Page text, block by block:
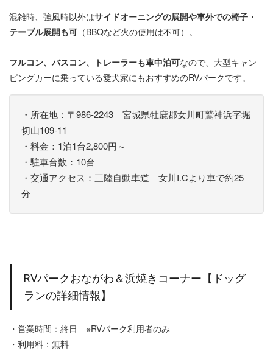
混雑時、強風時以外はサイドオーニングの展開や車外での椅子・
テーブル展開も可 （BBQなど火の使用は不可）。
フルコン、バスコン、トレーラーも車中泊可なので、大型キャン
ピングカーに乗っている愛犬家にもおすすめのRVパークです。
・所在地：〒986-2243 宮城県牡鹿郡女川町鷲神浜字堀
切山109-11
・料金：1泊1台2,800円～
・駐車台数：10台
・交通アクセス：三陸自動車道 女川I.Cより車で約25
分
RVパークおながわ＆浜焼きコーナー【ドッグ
ランの詳細情報】
・営業時間：終日 ※RVパーク利用者のみ
・利用料：無料